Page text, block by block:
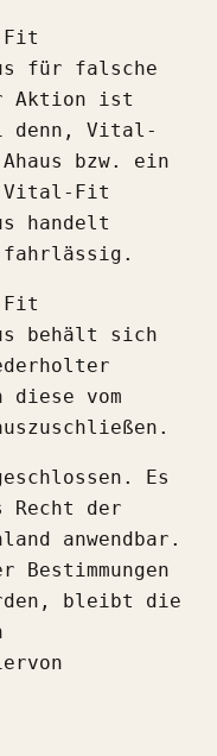
Fit
für falsche
Aktion ist
denn, Vital-
bzw. ein
Vital-Fit
handelt
Fit
behält sich
diese vom
Es
der
anwendbar.
bleibt die